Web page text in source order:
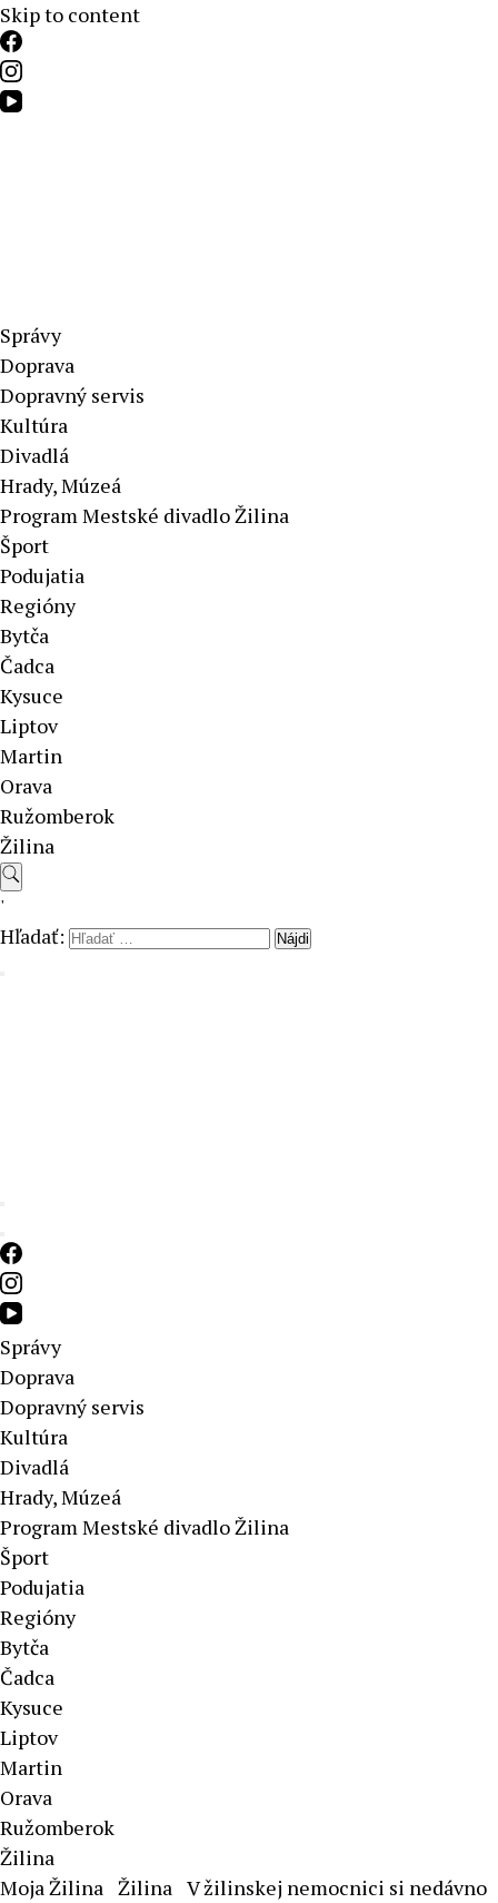
Skip to content
Aktuálne správy – severné Slovensko
Správy
Doprava
Dopravný servis
Kultúra
Divadlá
Hrady, Múzeá
Program Mestské divadlo Žilina
Šport
Podujatia
Regióny
Bytča
Čadca
Kysuce
Liptov
Martin
Orava
Ružomberok
Žilina
'
Hľadať:
Správy
Doprava
Dopravný servis
Kultúra
Divadlá
Hrady, Múzeá
Program Mestské divadlo Žilina
Šport
Podujatia
Regióny
Bytča
Čadca
Kysuce
Liptov
Martin
Orava
Ružomberok
Žilina
Moja Žilina Žilina V žilinskej nemocnici si nedávno